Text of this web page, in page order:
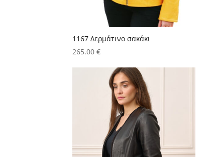
1167 Δερμάτινο σακάκι
265.00€